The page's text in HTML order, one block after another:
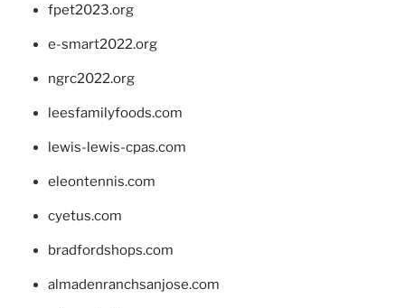
fpet2023.org
e-smart2022.org
ngrc2022.org
leesfamilyfoods.com
lewis-lewis-cpas.com
eleontennis.com
cyetus.com
bradfordshops.com
almadenranchsanjose.com